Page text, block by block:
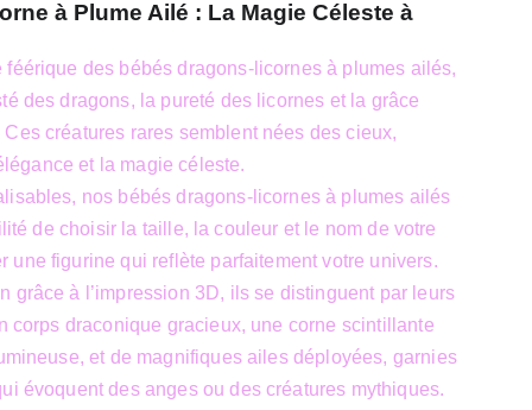
à Plume Ailé : La Magie Céleste à
féérique des bébés dragons-licornes à plumes ailés,
des dragons, la pureté des licornes et la grâce
créatures rares semblent nées des cieux,
et la magie céleste.
nos bébés dragons-licornes à plumes ailés
de choisir la taille, la couleur et le nom de votre
une figurine qui reflète parfaitement votre univers.
grâce à l’impression 3D, ils se distinguent par leurs
corps draconique gracieux, une corne scintillante
et de magnifiques ailes déployées, garnies
évoquent des anges ou des créatures mythiques.